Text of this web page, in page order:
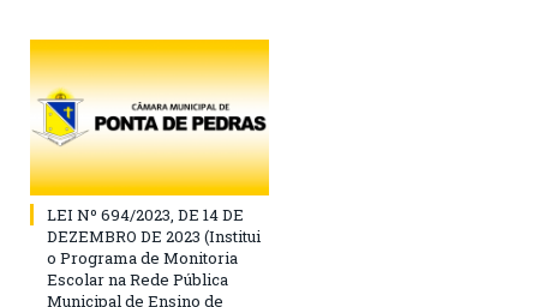
LEI Nº 694/2023, DE 14 DE
DEZEMBRO DE 2023 (Institui
o Programa de Monitoria
Escolar na Rede Pública
Municipal de Ensino de